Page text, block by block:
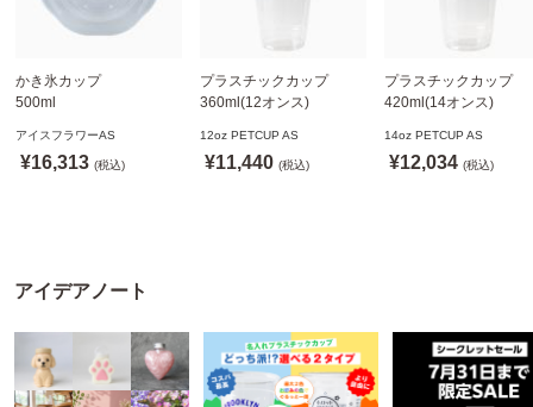
かき氷カップ
500ml
※北海道・沖縄・離島 送
料別途
アイスフラワーAS
¥16,313 (税込)
プラスチックカップ
360ml(12オンス)
製)
※沖縄・離島 配送料別途
12oz PETCUP AS
¥11,440 (税込)
プラスチックカップ
420ml(14オンス)
製)
※沖縄・離島 配送料
14oz PETCUP AS
¥12,034 (税込)
アイデアノート